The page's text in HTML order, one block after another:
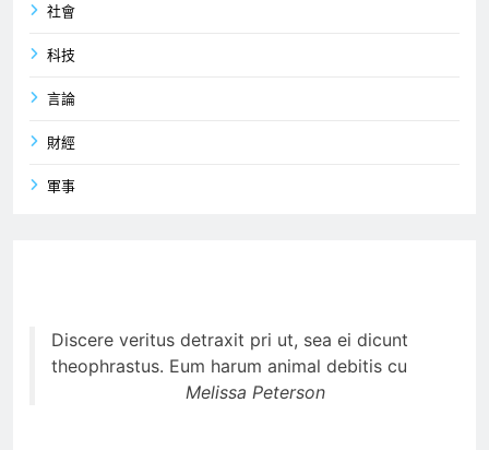
社會
科技
言論
財經
軍事
Discere veritus detraxit pri ut, sea ei dicunt
theophrastus. Eum harum animal debitis cu
Melissa Peterson